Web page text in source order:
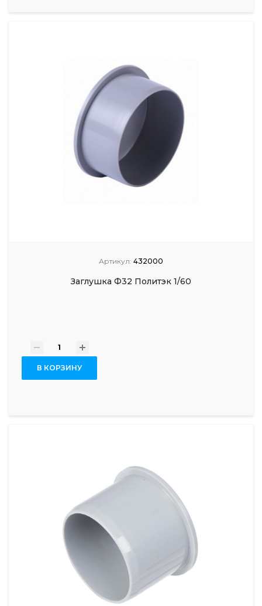
Артикул: 432000
Заглушка Ф32 Политэк 1/60
- +
В КОРЗИНУ